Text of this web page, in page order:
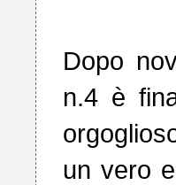
Dopo
n.4 è
un vero